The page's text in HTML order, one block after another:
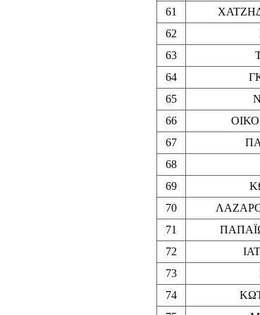
61
62
63
64
65
66
67
68
69
70
71
72
73
74